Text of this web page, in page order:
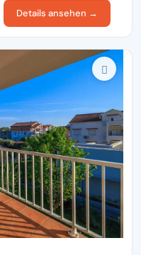
Details ansehen →